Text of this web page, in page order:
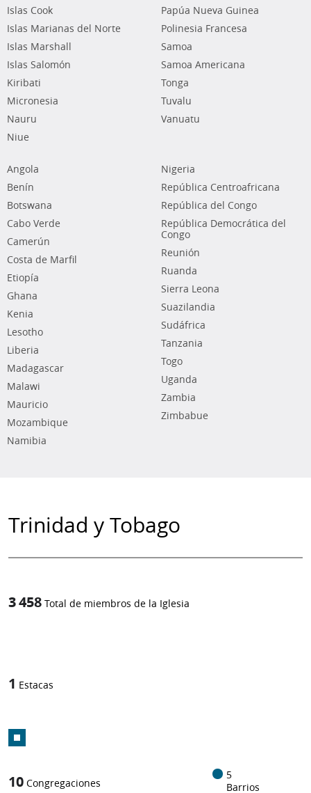
Islas Cook
Islas Marianas del Norte
Islas Marshall
Islas Salomón
Kiribati
Micronesia
Nauru
Niue
Papúa Nueva Guinea
Polinesia Francesa
Samoa
Samoa Americana
Tonga
Tuvalu
Vanuatu
Angola
Benín
Botswana
Cabo Verde
Camerún
Costa de Marfil
Etiopía
Ghana
Kenia
Lesotho
Liberia
Madagascar
Malawi
Mauricio
Mozambique
Namibia
Nigeria
República Centroafricana
República del Congo
República Democrática del
Congo
Reunión
Ruanda
Sierra Leona
Suazilandia
Sudáfrica
Tanzania
Togo
Uganda
Zambia
Zimbabue
Trinidad y Tobago
3 458 Total de miembros de la Iglesia
1 Estacas
10 Congregaciones
5
Barrios